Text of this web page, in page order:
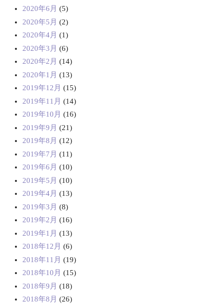
2020年6月 (5)
2020年5月 (2)
2020年4月 (1)
2020年3月 (6)
2020年2月 (14)
2020年1月 (13)
2019年12月 (15)
2019年11月 (14)
2019年10月 (16)
2019年9月 (21)
2019年8月 (12)
2019年7月 (11)
2019年6月 (10)
2019年5月 (10)
2019年4月 (13)
2019年3月 (8)
2019年2月 (16)
2019年1月 (13)
2018年12月 (6)
2018年11月 (19)
2018年10月 (15)
2018年9月 (18)
2018年8月 (26)